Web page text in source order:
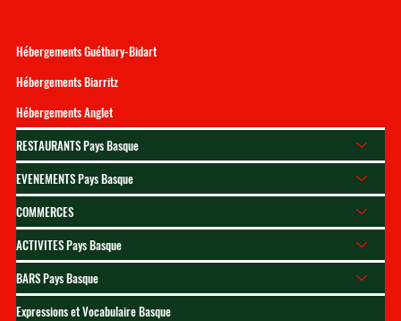
Hébergements Guéthary-Bidart
Hébergements Biarritz
Hébergements Anglet
RESTAURANTS Pays Basque
EVENEMENTS Pays Basque
COMMERCES
ACTIVITES Pays Basque
BARS Pays Basque
Expressions et Vocabulaire Basque